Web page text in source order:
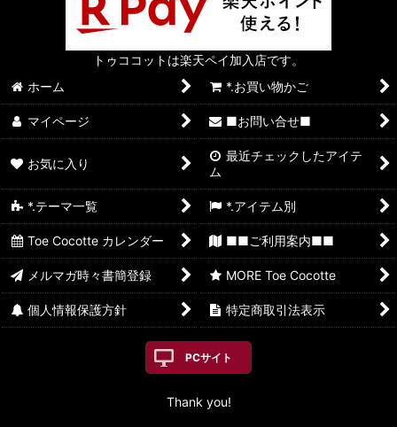
トゥココットは楽天ペイ加入店です。
ホーム
*.お買い物かご
マイページ ■お問い合せ■
お気に入り
最近チェックしたアイテ
ム
*.テーマ一覧 *.アイテム別
Toe Cocotte カレンダー ■■ご利用案内■■
メルマガ時々書簡登録 MORE Toe Cocotte
個人情報保護方針 特定商取引法表示
PCサイト
Thank you!